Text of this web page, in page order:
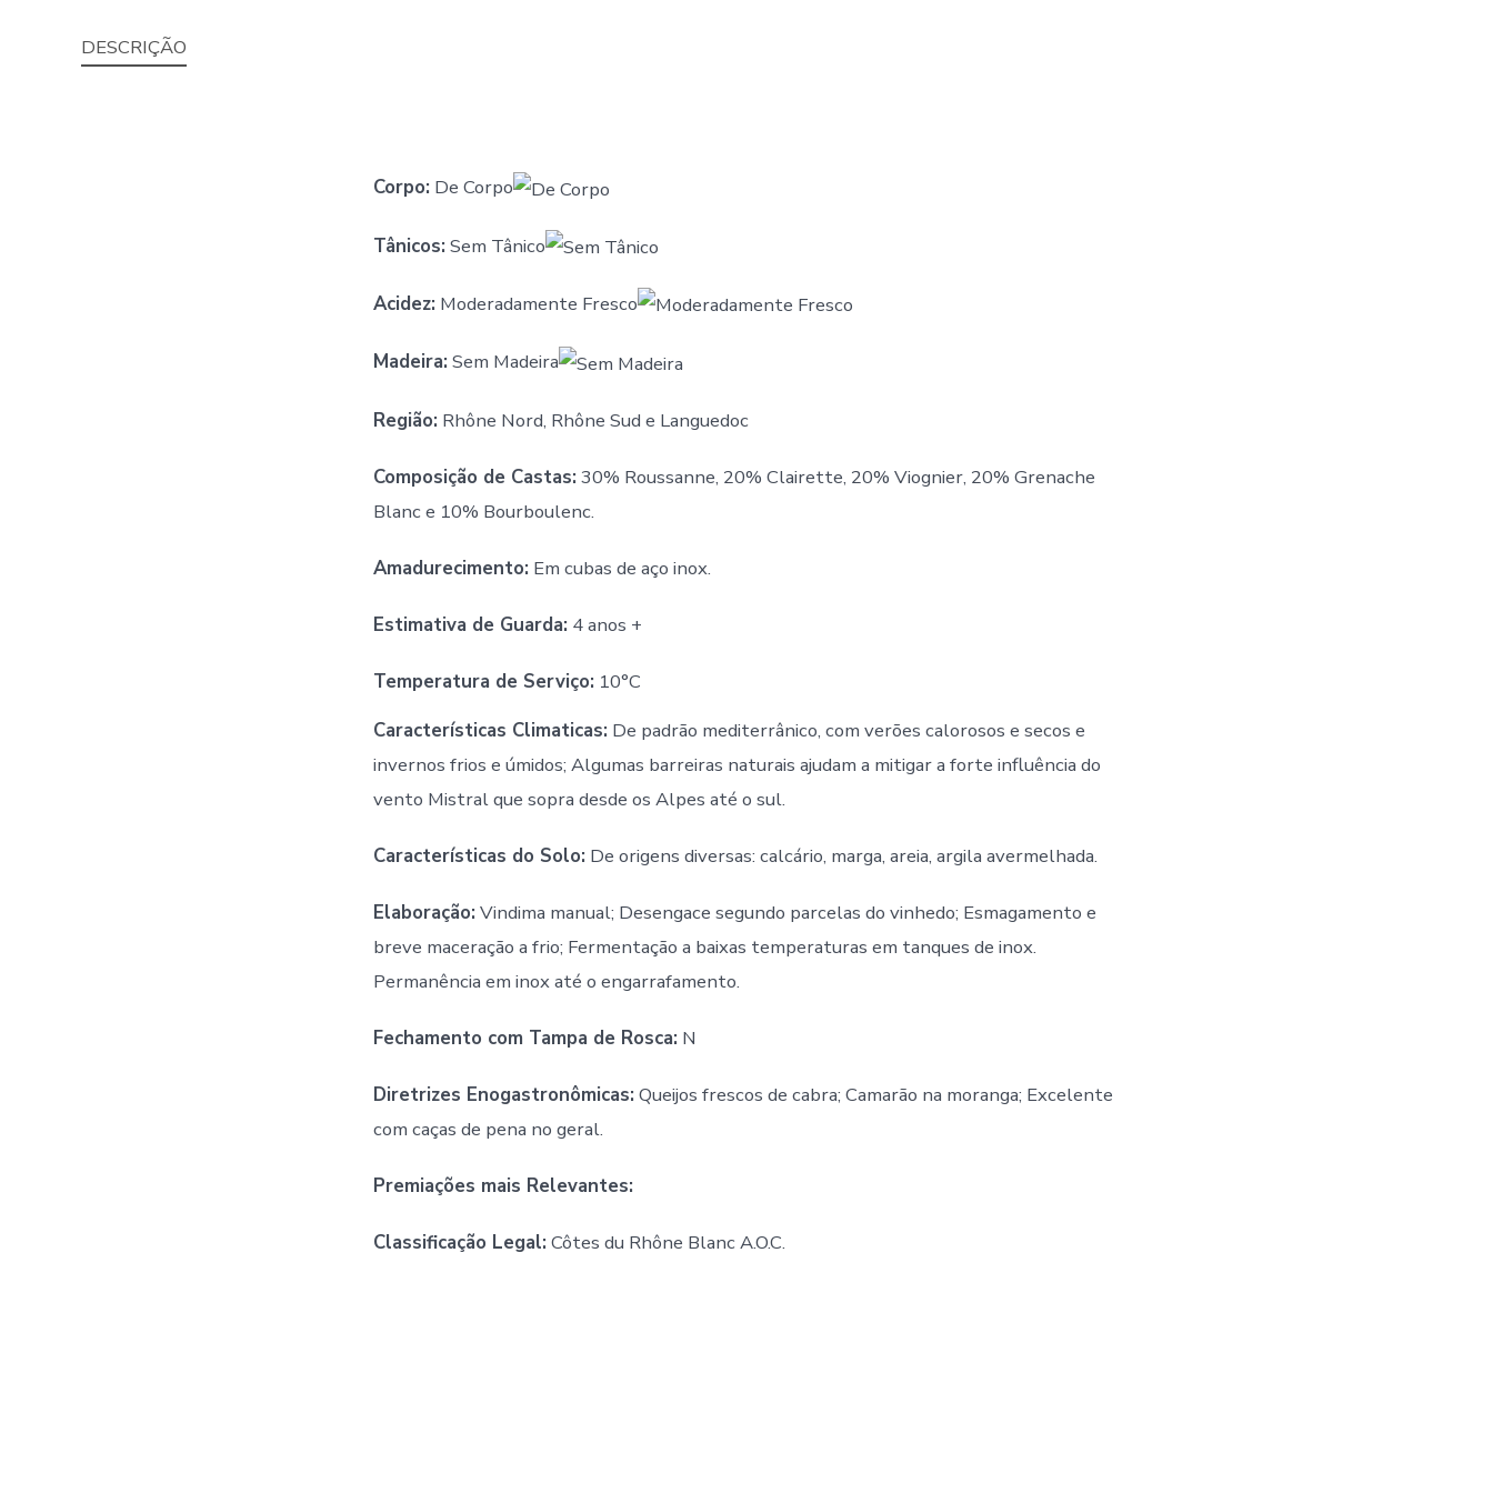
DESCRIÇÃO
Corpo: De Corpo
Tânicos: Sem Tânico
Acidez: Moderadamente Fresco
Madeira: Sem Madeira
Região: Rhône Nord, Rhône Sud e Languedoc
Composição de Castas: 30% Roussanne, 20% Clairette, 20% Viognier, 20% Grenache
Blanc e 10% Bourboulenc.
Amadurecimento: Em cubas de aço inox.
Estimativa de Guarda: 4 anos +
Temperatura de Serviço: 10°C
Características Climaticas: De padrão mediterrânico, com verões calorosos e secos e
invernos frios e úmidos; Algumas barreiras naturais ajudam a mitigar a forte influência do
vento Mistral que sopra desde os Alpes até o sul.
Características do Solo: De origens diversas: calcário, marga, areia, argila avermelhada.
Elaboração: Vindima manual; Desengace segundo parcelas do vinhedo; Esmagamento e
breve maceração a frio; Fermentação a baixas temperaturas em tanques de inox.
Permanência em inox até o engarrafamento.
Fechamento com Tampa de Rosca: N
Diretrizes Enogastronômicas: Queijos frescos de cabra; Camarão na moranga; Excelente
com caças de pena no geral.
Premiações mais Relevantes:
Classificação Legal: Côtes du Rhône Blanc A.O.C.